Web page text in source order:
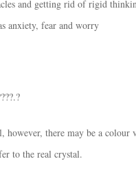
and getting rid of rigid
anxiety, fear and worry
however, there may be a
to the real crystal.